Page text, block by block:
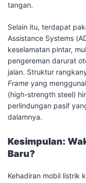
tangan.
​Selain itu, terdapat
Assistance Systems
keselamatan pintar,
pengereman darurat
jalan. Struktur
Frame yang
(high-strength steel)
perlindungan pasif
dalamnya.
Kesimpulan:
Baru?
​Kehadiran mobil listrik